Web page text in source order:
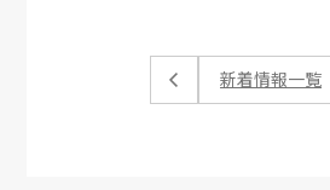
新着情報一覧